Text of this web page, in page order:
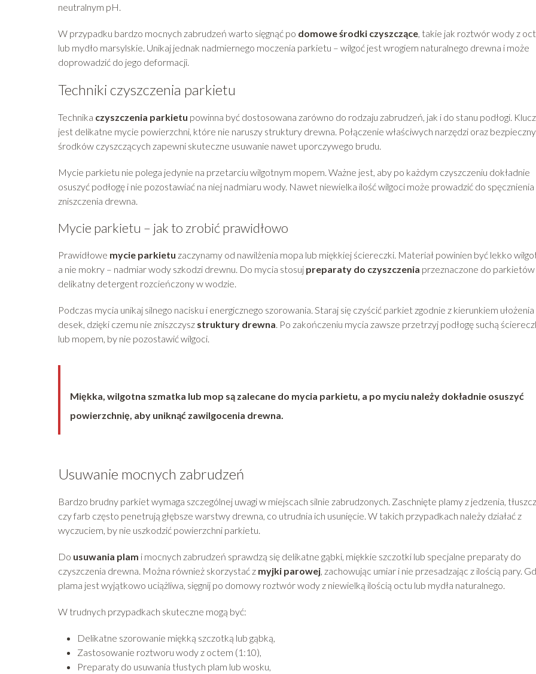
neutralnym pH.
W przypadku bardzo mocnych zabrudzeń warto sięgnąć po domowe środki czyszczące, takie jak roztwór wody z
lub mydło marsylskie. Unikaj jednak nadmiernego moczenia parkietu – wilgoć jest wrogiem naturalnego drewna i może
doprowadzić do jego deformacji.
Techniki czyszczenia parkietu
Technika czyszczenia parkietu powinna być dostosowana zarówno do rodzaju zabrudzeń, jak i do stanu podłogi.
jest delikatne mycie powierzchni, które nie naruszy struktury drewna. Połączenie właściwych narzędzi oraz
środków czyszczących zapewni skuteczne usuwanie nawet uporczywego brudu.
Mycie parkietu nie polega jedynie na przetarciu wilgotnym mopem. Ważne jest, aby po każdym czyszczeniu dokładnie
osuszyć podłogę i nie pozostawiać na niej nadmiaru wody. Nawet niewielka ilość wilgoci może prowadzić do spęcznienia
zniszczenia drewna.
Mycie parkietu – jak to zrobić prawidłowo
Prawidłowe mycie parkietu zaczynamy od nawilżenia mopa lub miękkiej ściereczki. Materiał powinien być lekko
a nie mokry – nadmiar wody szkodzi drewnu. Do mycia stosuj preparaty do czyszczenia przeznaczone do parkietów
delikatny detergent rozcieńczony w wodzie.
Podczas mycia unikaj silnego nacisku i energicznego szorowania. Staraj się czyścić parkiet zgodnie z kierunkiem ułożenia
desek, dzięki czemu nie zniszczysz struktury drewna. Po zakończeniu mycia zawsze przetrzyj podłogę suchą
lub mopem, by nie pozostawić wilgoci.
Miękka, wilgotna szmatka lub mop są zalecane do mycia parkietu, a po myciu należy dokładnie osuszyć
powierzchnię, aby uniknąć zawilgocenia drewna.
Usuwanie mocnych zabrudzeń
Bardzo brudny parkiet wymaga szczególnej uwagi w miejscach silnie zabrudzonych. Zaschnięte plamy z jedzenia,
czy farb często penetrują głębsze warstwy drewna, co utrudnia ich usunięcie. W takich przypadkach należy działać z
wyczuciem, by nie uszkodzić powierzchni parkietu.
Do usuwania plam i mocnych zabrudzeń sprawdzą się delikatne gąbki, miękkie szczotki lub specjalne preparaty do
czyszczenia drewna. Można również skorzystać z myjki parowej, zachowując umiar i nie przesadzając z ilością pary.
plama jest wyjątkowo uciążliwa, sięgnij po domowy roztwór wody z niewielką ilością octu lub mydła naturalnego.
W trudnych przypadkach skuteczne mogą być:
Delikatne szorowanie miękką szczotką lub gąbką,
Zastosowanie roztworu wody z octem (1:10),
Preparaty do usuwania tłustych plam lub wosku,